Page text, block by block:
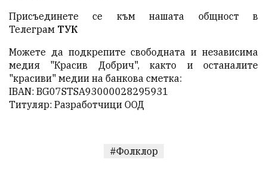
Присъединете се към нашата общност в
Телеграм ТУК
Можете да подкрепите свободната и независима
медия "Красив Добрич", както и останалите
"красиви" медии на банкова сметка:
IBAN: BG07STSA93000028295931
Титуляр: Разработчици ООД
#Фолклор